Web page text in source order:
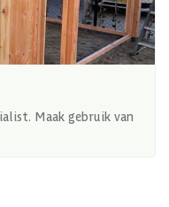
Maak gebruik van